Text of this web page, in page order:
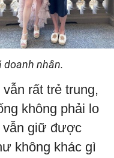
doanh nhân.
rất trẻ trung,
không phải lo
vẫn giữ được
không khác gì